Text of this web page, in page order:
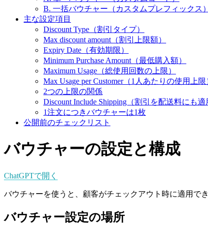
B. 一括バウチャー（カスタムプレフィックス）
主な設定項目
Discount Type（割引タイプ）
Max discount amount（割引上限額）
Expiry Date（有効期限）
Minimum Purchase Amount（最低購入額）
Maximum Usage（総使用回数の上限）
Max Usage per Customer（1人あたりの使用上限
2つの上限の関係
Discount Include Shipping（割引を配送料にも適
1注文につきバウチャーは1枚
公開前のチェックリスト
バウチャーの設定と構成
ChatGPTで開く
バウチャーを使うと、顧客がチェックアウト時に適用で
バウチャー設定の場所